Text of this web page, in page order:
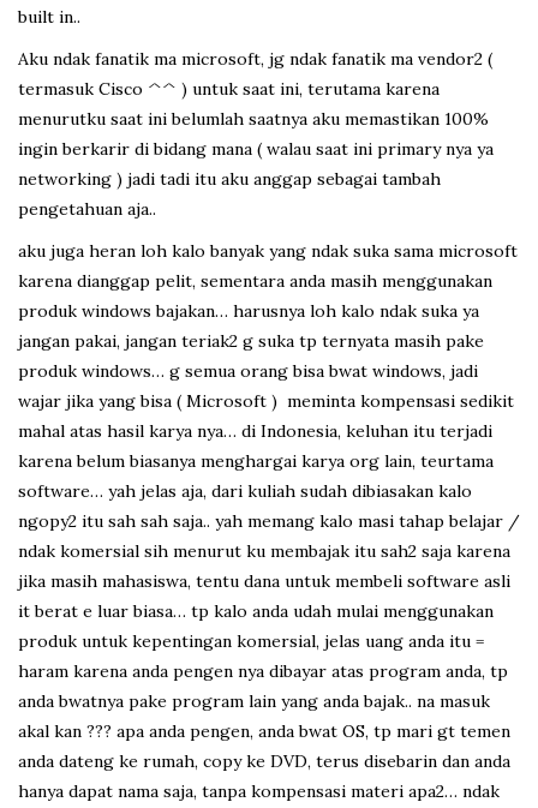
built in..
Aku ndak fanatik ma microsoft, jg ndak fanatik ma vendor2 (
termasuk Cisco ^^ ) untuk saat ini, terutama karena
menurutku saat ini belumlah saatnya aku memastikan 100%
ingin berkarir di bidang mana ( walau saat ini primary nya ya
networking ) jadi tadi itu aku anggap sebagai tambah
pengetahuan aja..
aku juga heran loh kalo banyak yang ndak suka sama microsoft
karena dianggap pelit, sementara anda masih menggunakan
produk windows bajakan… harusnya loh kalo ndak suka ya
jangan pakai, jangan teriak2 g suka tp ternyata masih pake
produk windows… g semua orang bisa bwat windows, jadi
wajar jika yang bisa ( Microsoft ) meminta kompensasi sedikit
mahal atas hasil karya nya… di Indonesia, keluhan itu terjadi
karena belum biasanya menghargai karya org lain, teurtama
software… yah jelas aja, dari kuliah sudah dibiasakan kalo
ngopy2 itu sah sah saja.. yah memang kalo masi tahap belajar /
ndak komersial sih menurut ku membajak itu sah2 saja karena
jika masih mahasiswa, tentu dana untuk membeli software asli
it berat e luar biasa… tp kalo anda udah mulai menggunakan
produk untuk kepentingan komersial, jelas uang anda itu =
haram karena anda pengen nya dibayar atas program anda, tp
anda bwatnya pake program lain yang anda bajak.. na masuk
akal kan ??? apa anda pengen, anda bwat OS, tp mari gt temen
anda dateng ke rumah, copy ke DVD, terus disebarin dan anda
hanya dapat nama saja, tanpa kompensasi materi apa2… ndak